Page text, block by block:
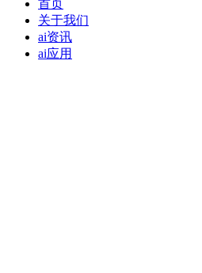
首页
关于我们
ai资讯
ai应用